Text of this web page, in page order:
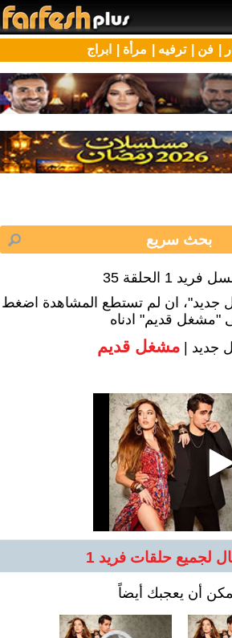
| فن | ترفيه | مرأة | ابراج
1 الحلقة 35
جديد"، ان لم تستطع المشاهدة اضغط
"مشغل قديم" ادناه
جديد | مشغل قديم
لجميع حلقات فريد 1
أن يعجبك أيضاً